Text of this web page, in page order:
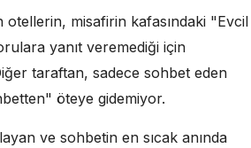
misafirin kafasındaki "Evcil
yanıt veremediği için
taraftan, sadece sohbet eden
öteye gidemiyor.
ve sohbetin en sıcak anında